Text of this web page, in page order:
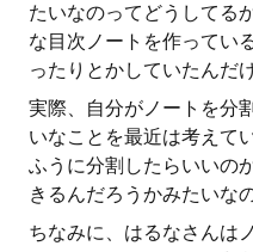
たいなのってどうしてる
な目次ノートを作ってい
ったりとかしていたんだけ
実際、自分がノートを分
いなことを最近は考えて
ふうに分割したらいいの
きるんだろうかみたいな
ちなみに、はるなさんは